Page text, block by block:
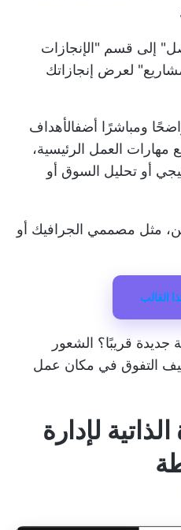
إلى قسم "الإنجازات
لعرض إنجازاتك
ومباشرًا أضفالأهداف
مهارات العمل الرئيسية،
أو تحليل السوق أو
مثل مصممي الجرافيك أو
القالب
قريبًا؟ الشعور
التفوق في مكان عمل
لإدارة